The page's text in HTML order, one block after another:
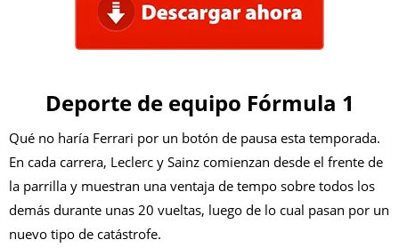
Deporte de equipo Fórmula 1
Qué no haría Ferrari por un botón de pausa esta temporada.
En cada carrera, Leclerc y Sainz comienzan desde el frente de
la parrilla y muestran una ventaja de tempo sobre todos los
demás durante unas 20 vueltas, luego de lo cual pasan por un
nuevo tipo de catástrofe.